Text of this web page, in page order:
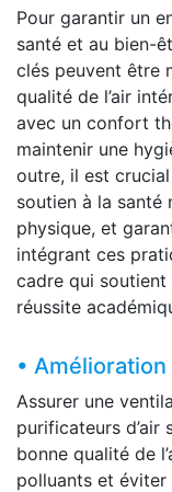
Pour garantir un
santé et au bien-
clés peuvent être
qualité de l’air
avec un confort
maintenir une
outre, il est
soutien à la santé
physique, et
intégrant ces
cadre qui
réussite
•
Assurer une
purificateurs d’air
bonne qualité de
polluants et